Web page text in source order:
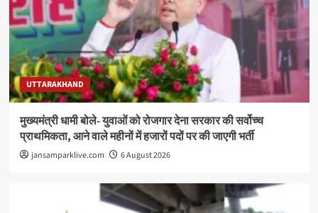
UTTARAKHAND
मुख्यमंत्री धामी बोले- युवाओं को रोजगार देना सरकार की सर्वोच्च
प्राथमिकता, आने वाले महीनों में हजारों पदों पर की जाएगी भर्ती
jansamparklive.com 6 August 2026